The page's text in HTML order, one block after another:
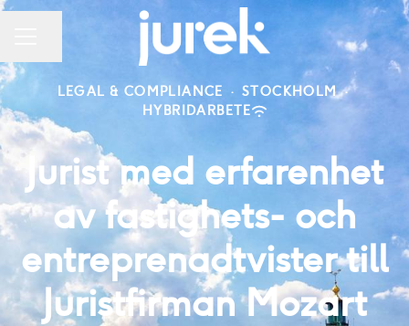
LEGAL & COMPLIANCE · STOCKHOLM ·
HYBRIDARBETE
Jurist med erfarenhet
av fastighets- och
entreprenadtvister till
Juristfirman Mozart